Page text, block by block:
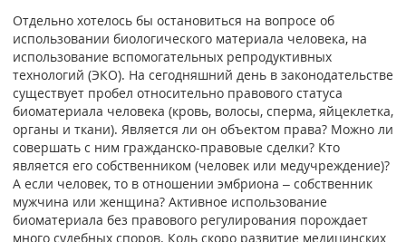
Отдельно хотелось бы остановиться на вопросе об
использовании биологического материала человека, на
использование вспомогательных репродуктивных
технологий (ЭКО). На сегодняшний день в законодательстве
существует пробел относительно правового статуса
биоматериала человека (кровь, волосы, сперма, яйцеклетка,
органы и ткани). Является ли он объектом права? Можно ли
совершать с ним гражданско-правовые сделки? Кто
является его собственником (человек или медучреждение)?
А если человек, то в отношении эмбриона – собственник
мужчина или женщина? Активное использование
биоматериала без правового регулирования порождает
много судебных споров. Коль скоро развитие медицинских